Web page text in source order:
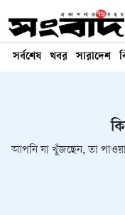
সর্বশেষ খবর সারাদেশ
আপনি যা খুঁজছেন, তা পাওয়া